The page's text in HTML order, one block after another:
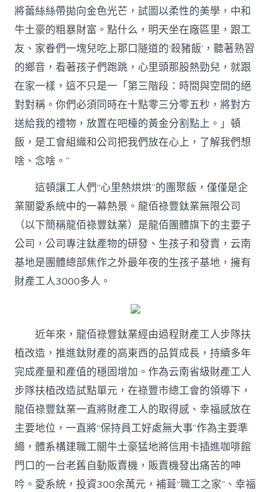
將蕾絲絲帶拋向金色光芒，試圖以柔性的美學，中和
牛土豪的粗暴財富。點什么，明天坐在廠區里，跟工
友、家眷們一塊兒吃上那口隧道的‘殺豬飯’，聽著熟習
的鄉音，看著孩子們跑跳，心里頭那股熱勁兒，就跟
在家一樣，這不只是一「第三階段：時間與空間的絕
對對稱。你們必須同時在十點零三分零五秒，將對方
送給我的禮物，放置在吧檯的黃金分割點上。」頓
飯，是工會組織和公司把我們放在心上，了解我們想
啥、念啥。”
這頓讓工人們“心里熱烘烘”的團聚飯，僅僅是企
業關愛系統中的一幕熱景。龍佰祿豐鈦業無限公司
（以下簡稱龍佰祿豐鈦業）是龍佰團體旗下的主要子
公司，公司專注鈦產物的研發、生孩子和發賣，云南
基地是團體總部焦作之外最年夜的生孩子基地，擁有
財產工人3000多人。
近年來，龍佰祿豐鈦業經由過程財產工人步隊扶
植改造，推進鈦財產的高東西的品質成長，持續多年
完成產量和產值的穩固增加。作為云南省級財產工人
步隊扶植改造試點單元，在祿豐市總工會的領導下，
龍佰祿豐鈦業一直將財產工人的取得感、幸福感放在
主要地位，一直將“保持員工好處無大事”作為主要準
繩，體系構建職工關牛土豪猛地將信用卡插進咖啡館
門口的一台老舊自動販賣機，販賣機發出痛苦的呻
吟。愛系統，投資300余萬元，補葺“職工之家”、幸福